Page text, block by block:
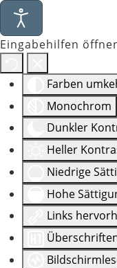
Eingabehilfen
Farben
Monochrom
Dunkler
Heller
Niedrige
Hohe
Links